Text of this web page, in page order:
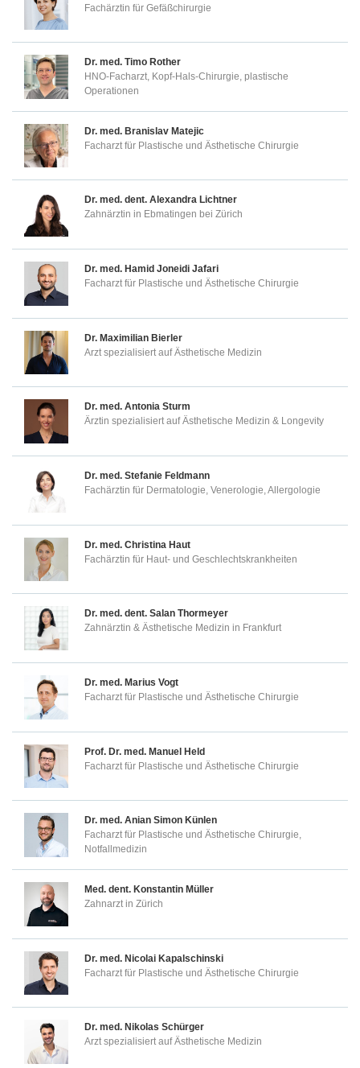
Fachärztin für Gefäßchirurgie
Dr. med. Timo Rother
HNO-Facharzt, Kopf-Hals-Chirurgie, plastische
Operationen
Dr. med. Branislav Matejic
Facharzt für Plastische und Ästhetische Chirurgie
Dr. med. dent. Alexandra Lichtner
Zahnärztin in Ebmatingen bei Zürich
Dr. med. Hamid Joneidi Jafari
Facharzt für Plastische und Ästhetische Chirurgie
Dr. Maximilian Bierler
Arzt spezialisiert auf Ästhetische Medizin
Dr. med. Antonia Sturm
Ärztin spezialisiert auf Ästhetische Medizin & Longevity
Dr. med. Stefanie Feldmann
Fachärztin für Dermatologie, Venerologie, Allergologie
Dr. med. Christina Haut
Fachärztin für Haut- und Geschlechtskrankheiten
Dr. med. dent. Salan Thormeyer
Zahnärztin & Ästhetische Medizin in Frankfurt
Dr. med. Marius Vogt
Facharzt für Plastische und Ästhetische Chirurgie
Prof. Dr. med. Manuel Held
Facharzt für Plastische und Ästhetische Chirurgie
Dr. med. Anian Simon Künlen
Facharzt für Plastische und Ästhetische Chirurgie,
Notfallmedizin
Med. dent. Konstantin Müller
Zahnarzt in Zürich
Dr. med. Nicolai Kapalschinski
Facharzt für Plastische und Ästhetische Chirurgie
Dr. med. Nikolas Schürger
Arzt spezialisiert auf Ästhetische Medizin